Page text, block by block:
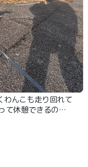
わんこも走り回れて
て休憩できるのが